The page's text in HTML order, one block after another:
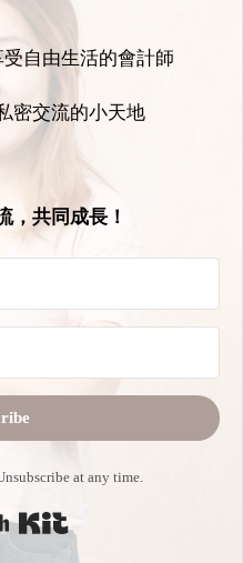
自由生活的會計師
密交流的小天地
，共同成長！
at any time.